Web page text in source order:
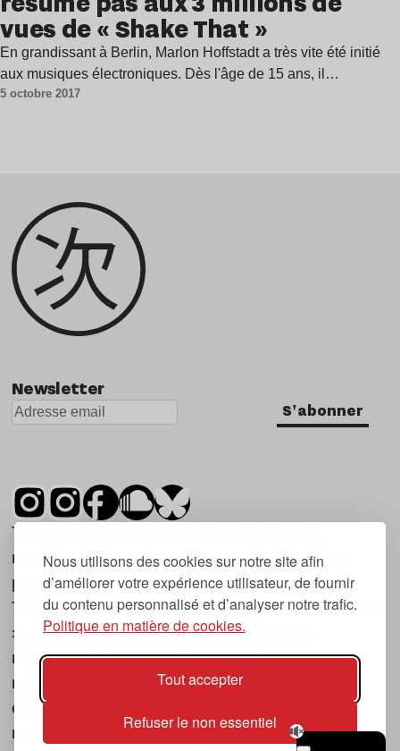
Nous utilisons des cookies sur notre site afin
d’améliorer votre expérience utilisateur, de fournir
du contenu personnalisé et d’analyser notre trafic.
Politique en matière de cookies.
Tout accepter
Refuser le non essentiel
vues de « Shake That »
En grandissant à Berlin, Marlon Hoffstadt a très vite été initié
aux musiques électroniques. Dès l'âge de 15 ans, il…
5 octobre 2017
Newsletter
S'abonner
Tsugi est un mensuel indépendant sur la
musique et les nouvelles tendances, dont la
première parution date de 2007.
Tsugi en japonais signifie « prochain », « suivant
», ce qui correspond à la thématique du
magazine, à l’affût des nouvelles tendances
musicales, qu’elles viennent de la musique
électronique, du rock ou du hip hop, et des
nouveaux phénomènes de société liés à la